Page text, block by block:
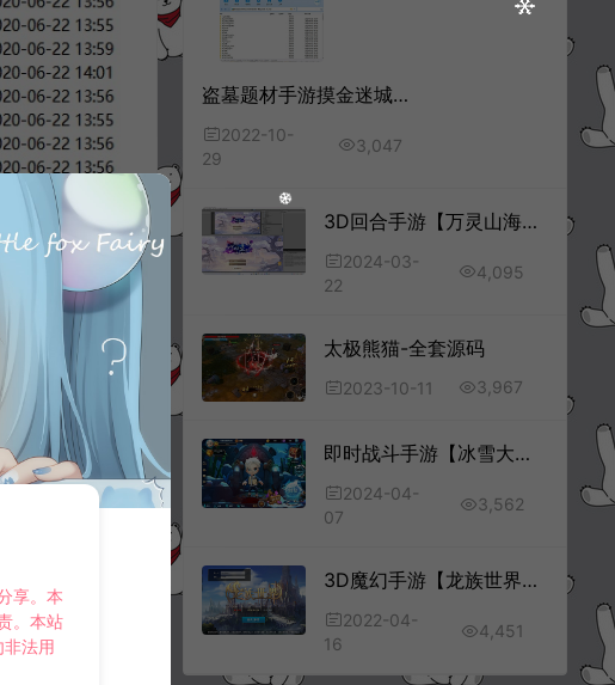
盗墓题材手游摸金迷城全套源码+客户端源码
2022-10-
29
3,047
3D回合手游【万灵山海之境】全套源码
2024-03-
22
4,095
太极熊猫-全套源码
2023-10-11 3,967
即时战斗手游【冰雪大作战MOBA】全套源码
2024-04-
07
3,562
3D魔幻手游【龙族世界】全套源码
2022-04-
16
4,451
享。本
。本站
法用